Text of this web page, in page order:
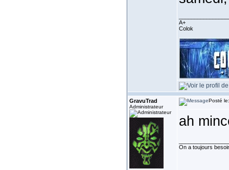
A+
Colok
GravuTrad
Administrateur
Posté
ah
On a toujours